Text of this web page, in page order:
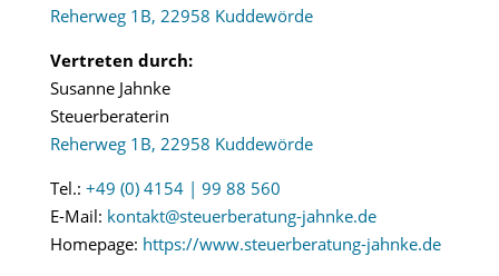
Reherweg 1B, 22958 Kuddewörde
Vertreten durch:
Susanne Jahnke
Steuerberaterin
Reherweg 1B, 22958 Kuddewörde
Tel.: +49 (0) 4154 | 99 88 560
E-Mail: kontakt@steuerberatung-jahnke.de
Homepage: https://www.steuerberatung-jahnke.de